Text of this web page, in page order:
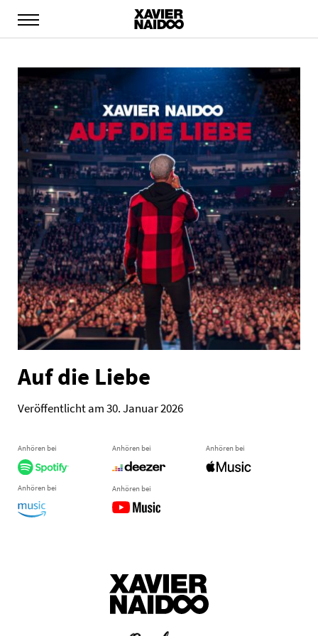
Auf die Liebe
Veröffentlicht am 30. Januar 2026
Anhören bei Anhören bei Anhören bei
Anhören bei Anhören bei